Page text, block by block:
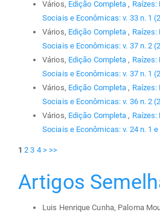
Vários, Edição Completa , Raízes:
Sociais e Econômicas: v. 33 n. 1
Vários, Edição Completa , Raízes:
Sociais e Econômicas: v. 37 n. 2
Vários, Edição Completa , Raízes:
Sociais e Econômicas: v. 37 n. 1
Vários, Edição Completa , Raízes:
Sociais e Econômicas: v. 36 n. 2
Vários, Edição Completa , Raízes:
Sociais e Econômicas: v. 24 n. 1
1 2 3 4 > >>
Artigos
Luis Henrique Cunha, Paloma